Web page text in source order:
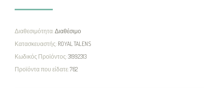
Διαθεσιμότητα:Διαθέσιμο
Κατασκευαστής: ROYAL TALENS
Κωδικός Προϊόντος:31992313
Προϊόντα που είδατε:762